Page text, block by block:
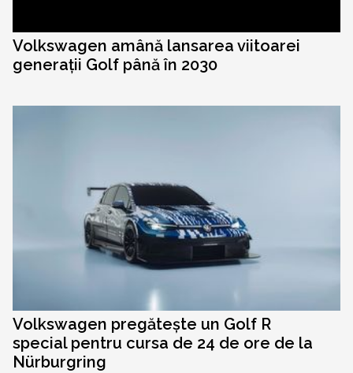
Volkswagen amână lansarea viitoarei
generații Golf până în 2030
Volkswagen pregătește un Golf R
special pentru cursa de 24 de ore de la
Nürburgring